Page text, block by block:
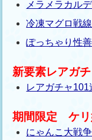
メラメラカル
冷凍マグロ戦
ぽっちゃり性
新要素レアガ
レアガチャ101
期間限定 ケリ
にゃんこ大戦